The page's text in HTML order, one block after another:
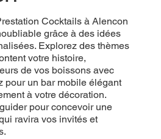
Cocktails à Alencon
grâce à des idées
Explorez des thèmes
votre histoire,
de vos boissons avec
pour un bar mobile élégant
à votre décoration.
pour concevoir une
ravira vos invités et